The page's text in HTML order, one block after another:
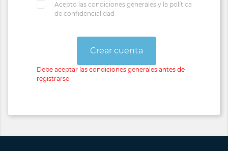
Acepto las condiciones generales y la política
de confidencialidad
Crear cuenta
Debe aceptar las condiciones generales antes de
registrarse